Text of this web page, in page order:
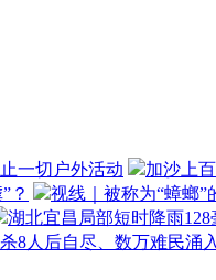
一切户外活动
加沙上
？
视线｜被称为“蟑螂
湖北宜昌局部短时降雨
8人后自尽、数万难民涌